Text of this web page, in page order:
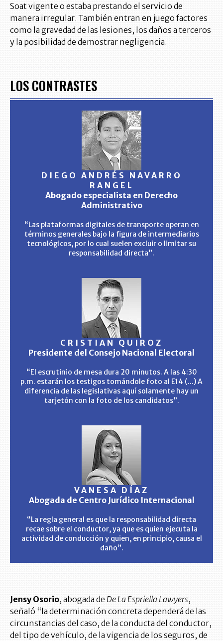
Soat vigente o estaba prestando el servicio de
manera irregular. También entran en juego factores
como la gravedad de las lesiones, los daños a terceros
y la posibilidad de demostrar negligencia.
LOS CONTRASTES
DIEGO ANDRÉS NAVARRO
RANGEL
Abogado especialista en Derecho
Administrativo
“Las plataformas digitales de transporte operan en
términos generales bajo la figura de intermediarios
tecnológicos, por lo cual suelen excluir o limitar su
responsabilidad directa”.
CRISTIAN QUIROZ
Presidente del Consejo Nacional Electoral
“El escrutinio de mesa dura 20 minutos. A las 4:30
p.m. estarán los testigos tomándole foto al E14 (...) A
diferencia de las legislativas aquí solamente hay un
tarjetón con la foto de los candidatos”.
VANESA DÍAZ
Abogada de Centro Jurídico Internacional
“La regla general es que la responsabilidad directa
recae sobre el conductor, ya que es quien ejecuta la
actividad de conducción y quien, en principio, causa el
daño”.
Jensy Osorio, abogada de De La Espriella Lawyers,
señaló “la determinación concreta dependerá de las
circunstancias del caso, de la conducta del conductor,
del tipo de vehículo, de la vigencia de los seguros, de